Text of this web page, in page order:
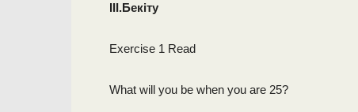
III.Бекіту
Exercise 1 Read
What will you be when you are 25?